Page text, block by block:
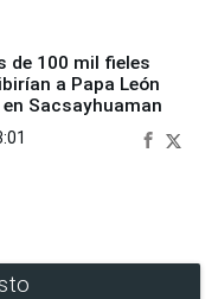
de 100 mil fieles
a Papa León
en Sacsayhuaman